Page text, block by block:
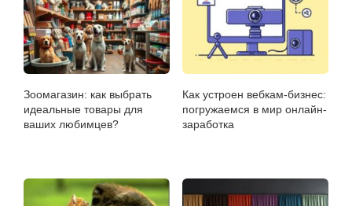
Зоомагазин: как выбрать
идеальные товары для
ваших любимцев?
Как устроен вебкам-бизнес:
погружаемся в мир онлайн-
заработка